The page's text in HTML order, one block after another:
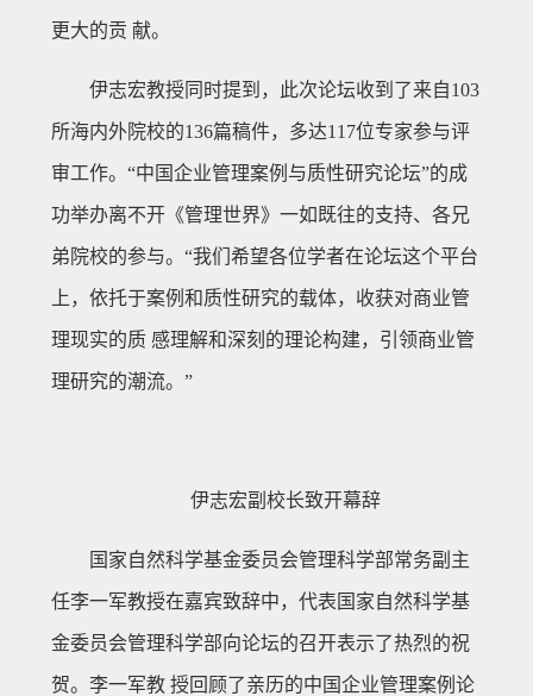
更大的贡 献。
伊志宏教授同时提到，此次论坛收到了来自103
所海内外院校的136篇稿件，多达117位专家参与评
审工作。“中国企业管理案例与质性研究论坛”的成
功举办离不开《管理世界》一如既往的支持、各兄
弟院校的参与。“我们希望各位学者在论坛这个平台
上，依托于案例和质性研究的载体，收获对商业管
理现实的质 感理解和深刻的理论构建，引领商业管
理研究的潮流。”
伊志宏副校长致开幕辞
国家自然科学基金委员会管理科学部常务副主
任李一军教授在嘉宾致辞中，代表国家自然科学基
金委员会管理科学部向论坛的召开表示了热烈的祝
贺。李一军教 授回顾了亲历的中国企业管理案例论